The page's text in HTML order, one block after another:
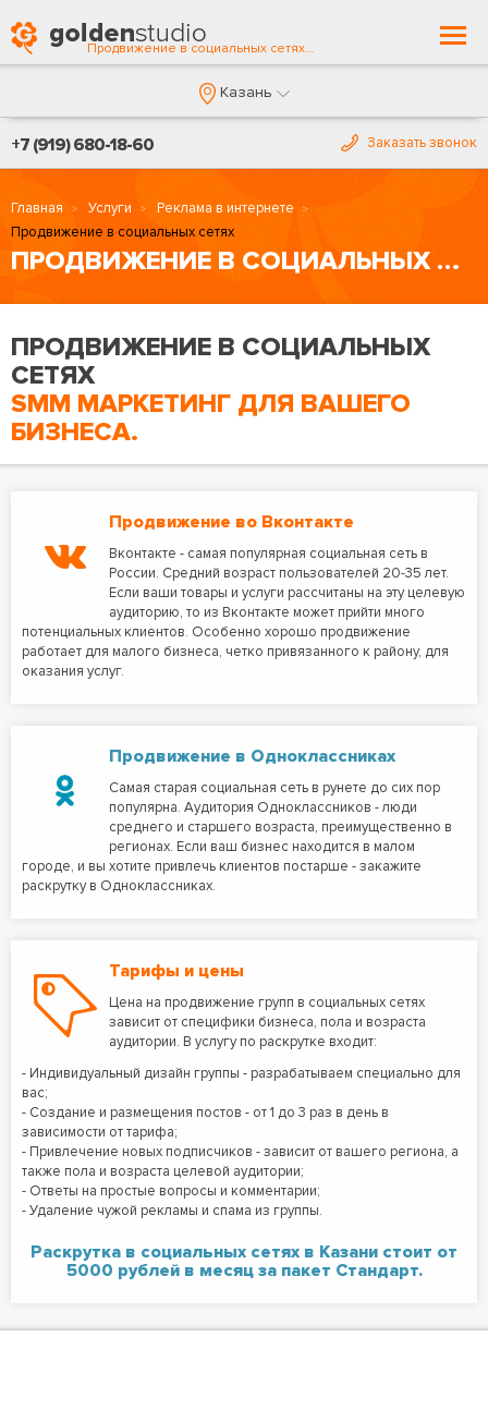
Продвижение в социальных сетях в Казани
Казань
+7 (919) 680-18-60 Заказать звонок
Главная Услуги
Реклама в интернете
Продвижение в социальных сетях
ПРОДВИЖЕНИЕ В СОЦИАЛЬНЫХ СЕТЯХ
ПРОДВИЖЕНИЕ В СОЦИАЛЬНЫХ
СЕТЯХ
SMM МАРКЕТИНГ ДЛЯ ВАШЕГО
БИЗНЕСА.
Продвижение во Вконтакте
Вконтакте - самая популярная социальная сеть в
России. Средний возраст пользователей 20-35 лет.
Если ваши товары и услуги рассчитаны на эту целевую
аудиторию, то из Вконтакте может прийти много
потенциальных клиентов. Особенно хорошо продвижение
работает для малого бизнеса, четко привязанного к району, для
оказания услуг.
Продвижение в Одноклассниках
Самая старая социальная сеть в рунете до сих пор
популярна. Аудитория Одноклассников - люди
среднего и старшего возраста, преимущественно в
регионах. Если ваш бизнес находится в малом
городе, и вы хотите привлечь клиентов постарше - закажите
раскрутку в Одноклассниках.
Тарифы и цены
Цена на продвижение групп в социальных сетях
зависит от специфики бизнеса, пола и возраста
аудитории. В услугу по раскрутке входит:
- Индивидуальный дизайн группы - разрабатываем специально для
вас;
- Создание и размещения постов - от 1 до 3 раз в день в
зависимости от тарифа;
- Привлечение новых подписчиков - зависит от вашего региона, а
также пола и возраста целевой аудитории;
- Ответы на простые вопросы и комментарии;
- Удаление чужой рекламы и спама из группы.
Раскрутка в социальных сетях в Казани стоит от
5000 рублей в месяц за пакет Стандарт.